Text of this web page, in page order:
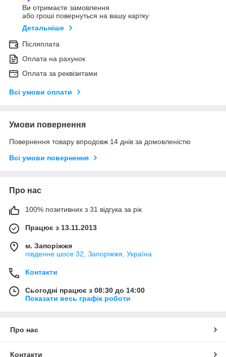
Ви отримаєте замовлення
або гроші повернуться на вашу картку
Детальніше
Післяплата
Оплата на рахунок
Оплата за реквізитами
Всі умови оплати
Умови повернення
Повернення товару впродовж 14 днів за домовленістю
Всі умови повернення
Про нас
100% позитивних з 31 відгука за рік
Працює з 13.11.2013
м. Запоріжжя
південне шосе 32, Запоріжжя, Україна
Контакти
Сьогодні працює з 08:30 до 14:00
Показати весь графік роботи
Про нас
Контакти